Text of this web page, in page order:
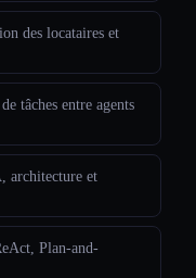
des locataires et
tâches entre agents
architecture et
Plan-and-